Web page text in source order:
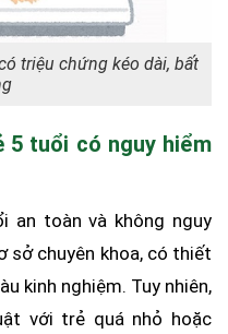
triệu chứng kéo dài, bất
5 tuổi có nguy hiểm
an toàn và không nguy
sở chuyên khoa, có thiết
kinh nghiệm. Tuy nhiên,
với trẻ quá nhỏ hoặc